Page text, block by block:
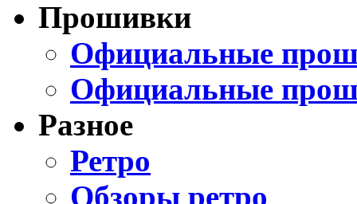
Прошивки
Официальные
Официальные
Разное
Ретро
Обзоры ретро